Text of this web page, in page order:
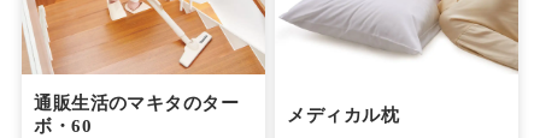
通販生活のマキタのター
ボ・60
メディカル枕